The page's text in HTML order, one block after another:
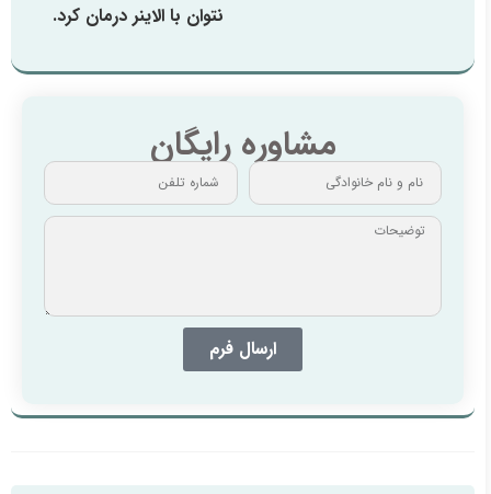
نتوان با الاینر درمان کرد.
مشاوره رایگان
ارسال فرم